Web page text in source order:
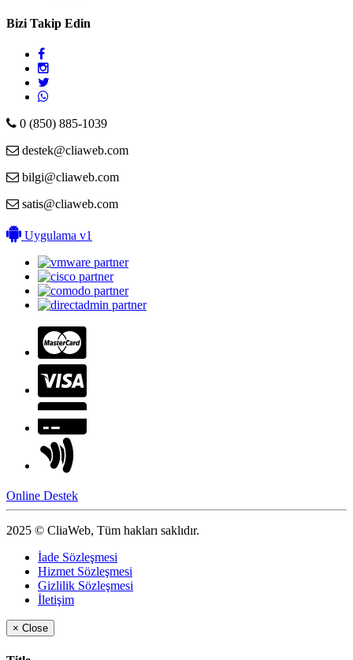
Bizi Takip Edin
0 (850) 885-1039
destek@cliaweb.com
bilgi@cliaweb.com
satis@cliaweb.com
Uygulama v1
Online Destek
2025 © CliaWeb, Tüm hakları saklıdır.
İade Sözleşmesi
Hizmet Sözleşmesi
Gizlilik Sözleşmesi
İletişim
× Close